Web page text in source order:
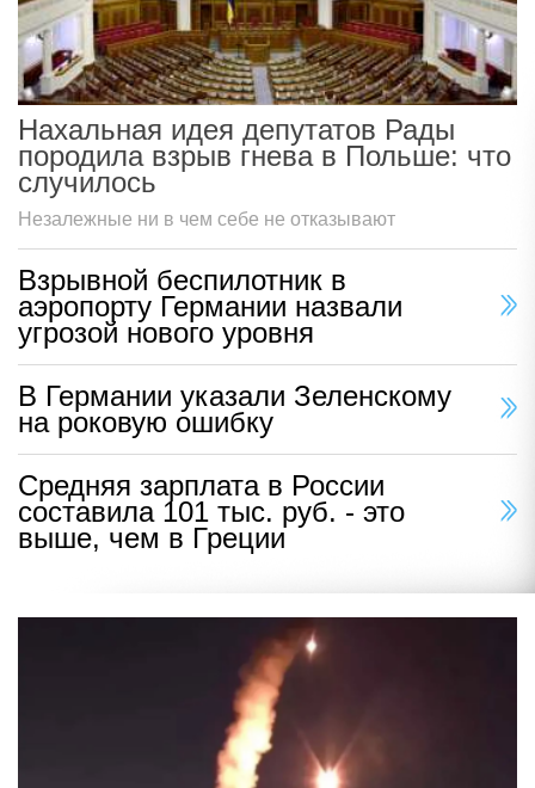
Нахальная идея депутатов Рады
породила взрыв гнева в Польше: что
случилось
Незалежные ни в чем себе не отказывают
Взрывной беспилотник в
аэропорту Германии назвали
угрозой нового уровня
В Германии указали Зеленскому
на роковую ошибку
Средняя зарплата в России
составила 101 тыс. руб. - это
выше, чем в Греции